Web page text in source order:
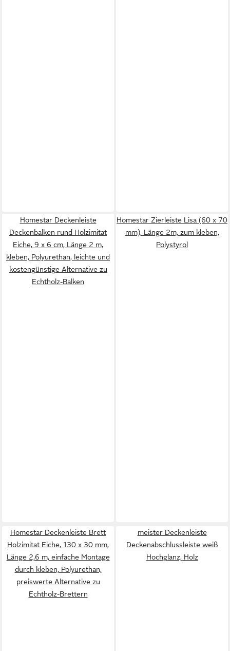
Homestar Deckenleiste
Deckenbalken rund Holzimitat
Eiche, 9 x 6 cm, Länge 2 m,
kleben, Polyurethan, leichte und
kostengünstige Alternative zu
Echtholz-Balken
Homestar Zierleiste Lisa (60 x 70
mm), Länge 2m, zum kleben,
Polystyrol
Homestar Deckenleiste Brett
Holzimitat Eiche, 130 x 30 mm,
Länge 2,6 m, einfache Montage
durch kleben, Polyurethan,
preiswerte Alternative zu
Echtholz-Brettern
meister Deckenleiste
Deckenabschlussleiste weiß
Hochglanz, Holz